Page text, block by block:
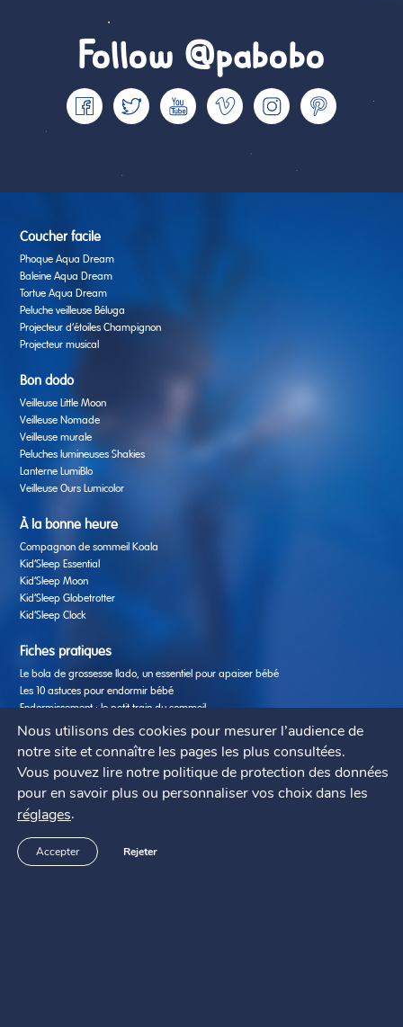
Follow @pabobo
Coucher facile
Phoque Aqua Dream
Baleine Aqua Dream
Tortue Aqua Dream
Peluche veilleuse Béluga
Projecteur d’étoiles Champignon
Projecteur musical
Bon dodo
Veilleuse Little Moon
Veilleuse Nomade
Veilleuse murale
Peluches lumineuses Shakies
Lanterne LumiBlo
Veilleuse Ours Lumicolor
À la bonne heure
Compagnon de sommeil Koala
Kid’Sleep Essential
Kid’Sleep Moon
Kid’Sleep Globetrotter
Kid’Sleep Clock
Fiches pratiques
Le bola de grossesse Ilado, un essentiel pour apaiser bébé
Les 10 astuces pour endormir bébé
Endormissement : le petit train du sommeil
Appréhension du coucher : peur du noir, peur des monstres
Les troubles du sommeil chez bébé
Dormir ailleurs avec bébé en 10 points clefs
Nutrition : les aliments qui aident bébé à bien dormir
7 erreurs à éviter pour le sommeil de bébé
Activités créatives & éducatives enfants
Support SAV
Nous utilisons des cookies pour mesurer l’audience de
notre site et connaître les pages les plus consultées.
Vous pouvez lire notre politique de protection des données
pour en savoir plus ou personnaliser vos choix dans les
réglages.
Accepter Rejeter